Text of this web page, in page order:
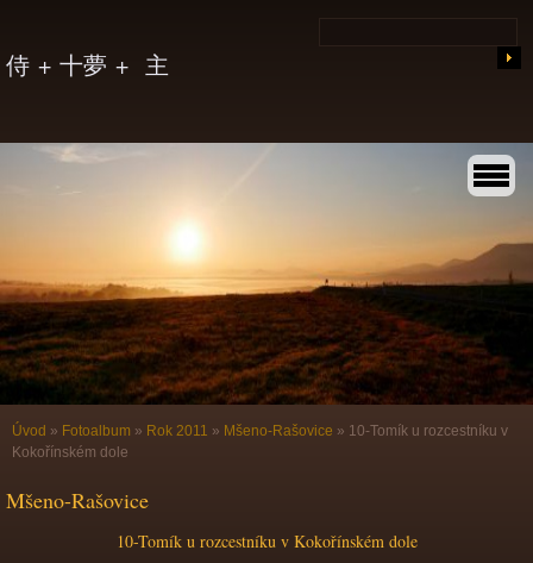
侍 + 十夢 + 主
Úvod » Fotoalbum » Rok 2011 » Mšeno-Rašovice » 10-Tomík u rozcestníku v
Kokořínském dole
Mšeno-Rašovice
10-Tomík u rozcestníku v Kokořínském dole